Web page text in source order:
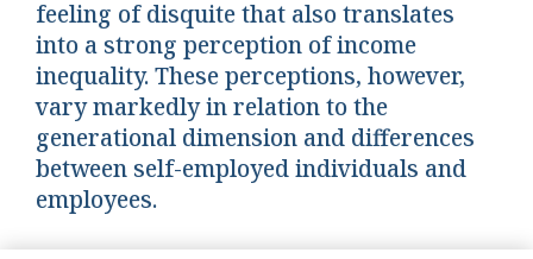
feeling of disquite that also translates
into a strong perception of income
inequality. These perceptions, however,
vary markedly in relation to the
generational dimension and differences
between self-employed individuals and
employees.